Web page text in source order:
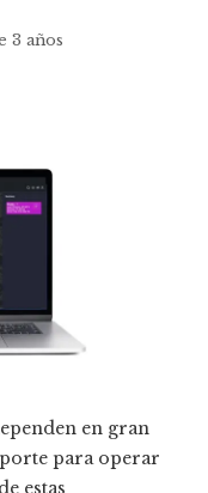
3 años
en gran
para operar
estas